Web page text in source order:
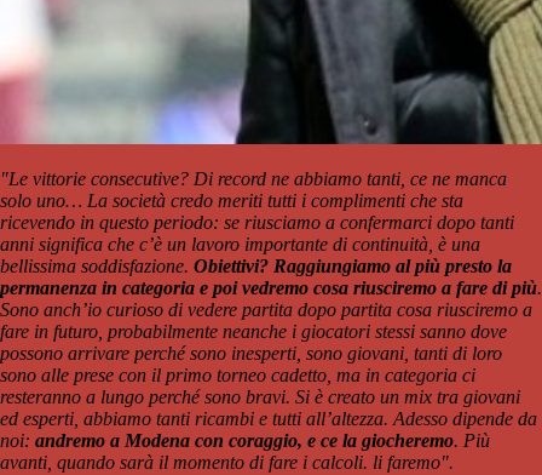
"Le vittorie consecutive? Di record ne abbiamo tanti, ce ne manca
solo uno… La società credo meriti tutti i complimenti che sta
ricevendo in questo periodo: se riusciamo a confermarci dopo tanti
anni significa che c’è un lavoro importante di continuità, è una
bellissima soddisfazione. Obiettivi? Raggiungiamo al più presto la
permanenza in categoria e poi vedremo cosa riusciremo a fare di più.
Sono anch’io curioso di vedere partita dopo partita cosa riusciremo a
fare in futuro, probabilmente neanche i giocatori stessi sanno dove
possono arrivare perché sono inesperti, sono giovani, tanti di loro
sono alle prese con il primo torneo cadetto, ma in categoria ci
resteranno a lungo perché sono bravi. Si è creato un mix tra giovani
ed esperti, abbiamo tanti ricambi e tutti all’altezza. Adesso dipende da
noi: andremo a Modena con coraggio, e ce la giocheremo. Più
avanti, quando sarà il momento di fare i calcoli. li faremo".